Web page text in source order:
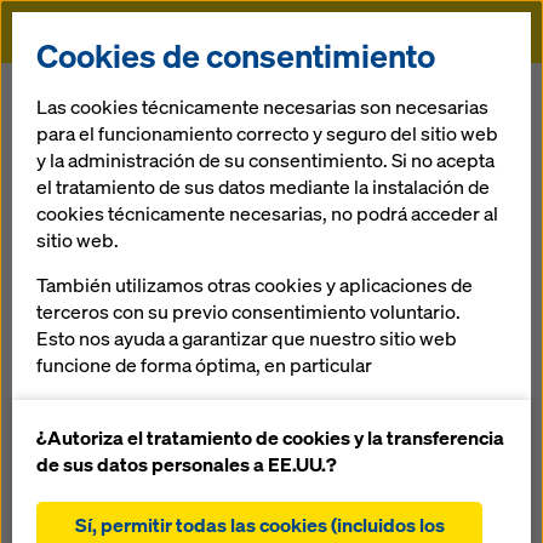
Doka
Volver
Modelizado de la obra / planificación 3D
Tomando como base los datos existentes se elabora un
modelo 3D informatizado de piezas de la obra y/o del
cuerpo del encofrado. Esto puede ser el punto de partida
para continuar la planificación y la fabricación del encofrado
Análisis de la construcción con los datos existentes
(datos 3D, planos 2D, etc.)
Elaboración de un modelo 3D informatizado para la
Cookies de consentimiento
Las cookies técnicamente necesarias son necesarias
para el funcionamiento correcto y seguro del sitio web
y la administración de su consentimiento. Si no acepta
el tratamiento de sus datos mediante la instalación de
cookies técnicamente necesarias, no podrá acceder al
sitio web.
También utilizamos otras cookies y aplicaciones de
terceros con su previo consentimiento voluntario.
Esto nos ayuda a garantizar que nuestro sitio web
funcione de forma óptima, en particular
nuestro sitio web (cookies funcionales y
estadísticas)
utilizar la tienda online de Doka (cookies
¿Autoriza el tratamiento de cookies y la transferencia
de sus datos personales a EE.UU.?
Sí, permitir todas las cookies (incluidos los